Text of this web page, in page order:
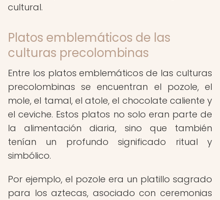
cultural.
Platos emblemáticos de las
culturas precolombinas
Entre los platos emblemáticos de las culturas
precolombinas se encuentran el pozole, el
mole, el tamal, el atole, el chocolate caliente y
el ceviche. Estos platos no solo eran parte de
la alimentación diaria, sino que también
tenían un profundo significado ritual y
simbólico.
Por ejemplo, el pozole era un platillo sagrado
para los aztecas, asociado con ceremonias